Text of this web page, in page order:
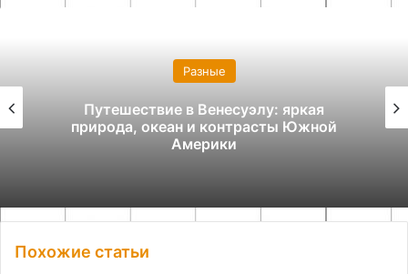
Разные
Ритуальные услуги: что важно знать и
как устроена организация прощания
Похожие статьи